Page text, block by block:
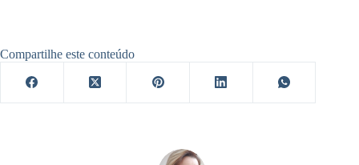
Compartilhe este conteúdo